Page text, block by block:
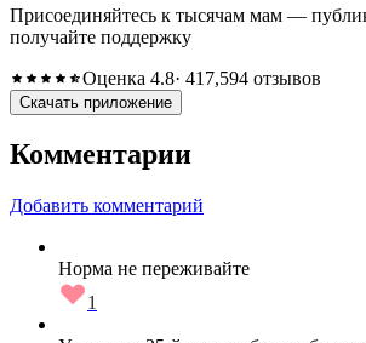
Присоединяйтесь к тысячам мам —
получайте поддержку
Оценка 4.8· 417,594 отзывов
Скачать приложение
Комментарии
Добавить комментарий
Норма не переживайте
1